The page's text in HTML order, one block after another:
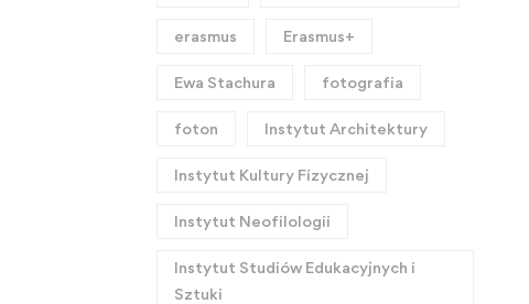
erasmus Erasmus+
Ewa Stachura fotografia
foton Instytut Architektury
Instytut Kultury Fizycznej
Instytut Neofilologii
Instytut Studiów Edukacyjnych i
Sztuki